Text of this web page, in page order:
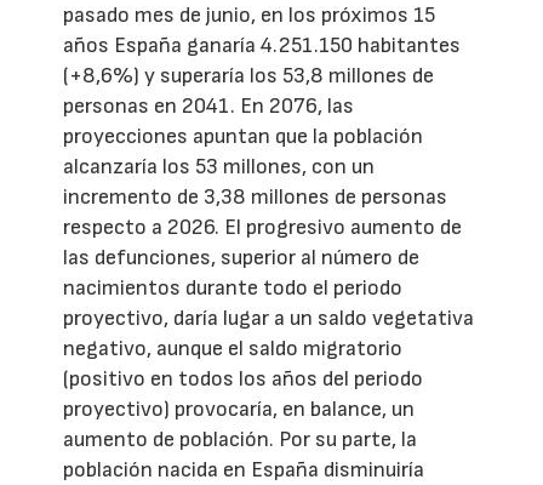
pasado mes de junio, en los próximos 15
años España ganaría 4.251.150 habitantes
(+8,6%) y superaría los 53,8 millones de
personas en 2041. En 2076, las
proyecciones apuntan que la población
alcanzaría los 53 millones, con un
incremento de 3,38 millones de personas
respecto a 2026. El progresivo aumento de
las defunciones, superior al número de
nacimientos durante todo el periodo
proyectivo, daría lugar a un saldo vegetativa
negativo, aunque el saldo migratorio
(positivo en todos los años del periodo
proyectivo) provocaría, en balance, un
aumento de población. Por su parte, la
población nacida en España disminuiría